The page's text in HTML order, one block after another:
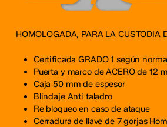
HOMOLOGADA, PARA LA CUSTODIA
Certificada GRADO 1 según
Puerta y marco de ACERO de 12
Caja 50 mm de espesor
Blindaje Anti taladro
Re bloqueo en caso de ataque
Cerradura de llave de 7 gorjas